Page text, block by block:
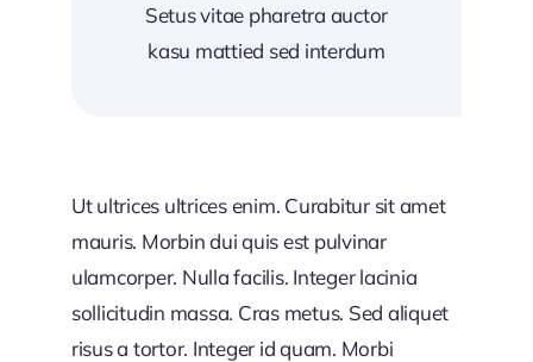
Setus vitae pharetra auctor
kasu mattied sed interdum
Ut ultrices ultrices enim. Curabitur sit amet
mauris. Morbin dui quis est pulvinar
ulamcorper. Nulla facilis. Integer lacinia
sollicitudin massa. Cras metus. Sed aliquet
risus a tortor. Integer id quam. Morbi